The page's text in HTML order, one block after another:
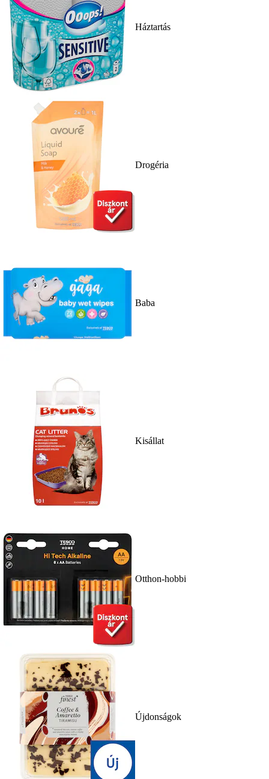
Háztartás
Drogéria
Baba
Kisállat
Otthon-hobbi
Újdonságok